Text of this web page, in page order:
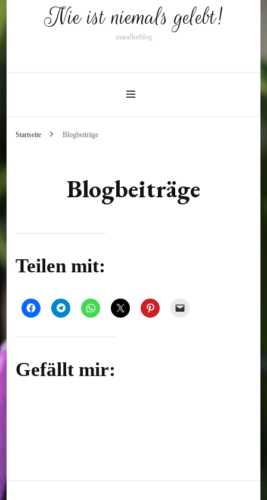
Nie ist niemals gelebt!
maraflorblog
Startseite Blogbeiträge
Blogbeiträge
Teilen mit:
Gefällt mir: